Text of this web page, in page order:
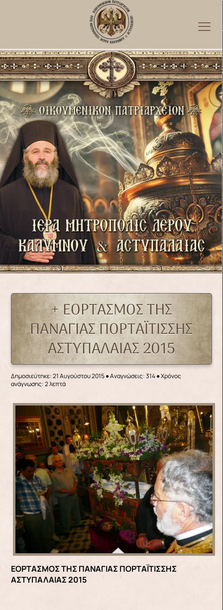
+ ΕΟΡΤΑΣΜΟΣ ΤΗΣ
ΠΑΝΑΓΙΑΣ ΠΟΡΤΑΪΤΙΣΣΗΣ
ΑΣΤΥΠΑΛΑΙΑΣ 2015
Δημοσιεύτηκε: 21 Αυγούστου 2015●Αναγνώσεις: 314● Χρόνος
ανάγνωσης: 2 λεπτά
ΕΟΡΤΑΣΜΟΣ ΤΗΣ ΠΑΝΑΓΙΑΣ ΠΟΡΤΑΪΤΙΣΣΗΣ
ΑΣΤΥΠΑΛΑΙΑΣ 2015